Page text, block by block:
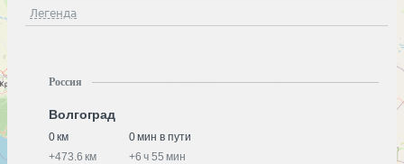
Легенда
Россия
Волгоград
0 км
0 мин в пути
+473.6 км +6 ч 55 мин